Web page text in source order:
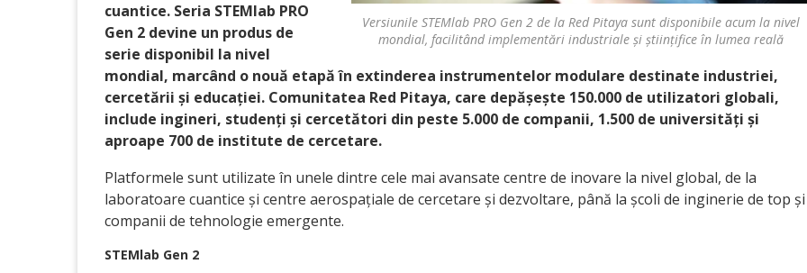
Versiunile STEMlab PRO Gen 2 de la Red Pitaya sunt disponibile acum la nivel
mondial, facilitând implementări industriale și științifice în lumea reală
cuantice. Seria STEMlab PRO
Gen 2 devine un produs de
serie disponibil la nivel
mondial, marcând o nouă etapă în extinderea instrumentelor modulare destinate industriei,
cercetării și educației. Comunitatea Red Pitaya, care depășește 150.000 de utilizatori globali,
include ingineri, studenți și cercetători din peste 5.000 de companii, 1.500 de universități și
aproape 700 de institute de cercetare.
Platformele sunt utilizate în unele dintre cele mai avansate centre de inovare la nivel global, de la
laboratoare cuantice și centre aerospațiale de cercetare și dezvoltare, până la școli de inginerie de top și
companii de tehnologie emergente.
STEMlab Gen 2